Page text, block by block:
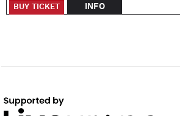
BUY TICKET INFO